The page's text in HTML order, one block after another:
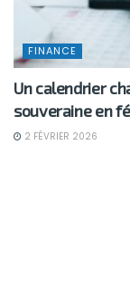
FINANCE
Un calendrier
souveraine en
2 FÉVRIER 2026